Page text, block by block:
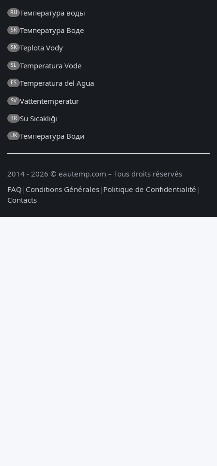
RU Температура воды
SR Температура Воде
SK Teplota Vody
SL Temperatura Vode
ES Temperatura del Agua
SV Vattentemperatur
TR Su Sıcaklığı
UK Температура Води
2014 - 2026 © eautemp.com – Tous droits réservés
FAQ | Conditions Générales| Politique de Confidentialité |
Contacts